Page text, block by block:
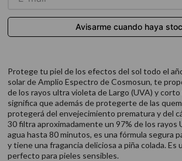
Protege tu piel de los efectos del sol todo el
solar de Amplio Espectro de Cosmosun, te
de los rayos ultra violeta de Largo (UVA) y
significa que además de protegerte de las
protegerá del envejecimiento prematura y del
30 filtra aproximadamente un 97% de los rayos
agua hasta 80 minutos, es una fórmula segura
y tiene una fragancia deliciosa a piña colada. Es
perfecto para pieles sensibles.
protector térmico